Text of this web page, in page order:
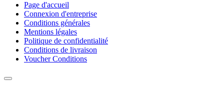
Page d'accueil
Connexion d'entreprise
Conditions générales
Mentions légales
Politique de confidentialité
Conditions de livraison
Voucher Conditions